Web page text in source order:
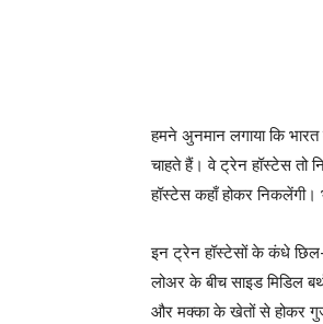
हमने अुनमान लगाया कि
चाहते हैं। वे ट्रेन हॉस्टेस तो
हॉस्टेस कहाँ होकर
इन ट्रेन हॉस्टेसों के कंधे
लोअर के बीच साइड मिडिल
और मक्का के खेतों से होकर